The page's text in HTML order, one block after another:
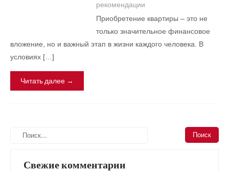
рекомендации
Приобретение квартиры – это не
только значительное финансовое
вложение, но и важный этап в жизни каждого человека. В
условиях […]
Читать далее →
Свежие комментарии